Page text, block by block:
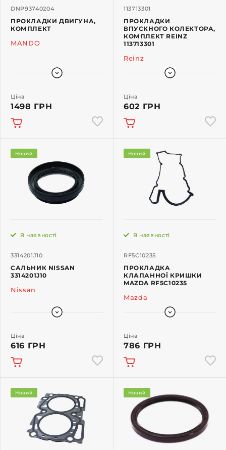
DNP93740204
ПРОКЛАДКИ ДВИГУНА,
КОМПЛЕКТ
MANDO
Ціна
1498 ГРН
113713301
ПРОКЛАДКИ
ВПУСКНОГО КОЛЕКТОРА,
КОМПЛЕКТ REINZ
113713301
Reinz
Ціна
602 ГРН
Новий
3314201J10
В наявності
САЛЬНИК NISSAN
3314201J10
Nissan
Ціна
616 ГРН
Новий
RF5C10235
В наявності
ПРОКЛАДКА
КЛАПАННОЇ КРИШКИ
MAZDA RF5C10235
Mazda
Ціна
786 ГРН
Новий Новий